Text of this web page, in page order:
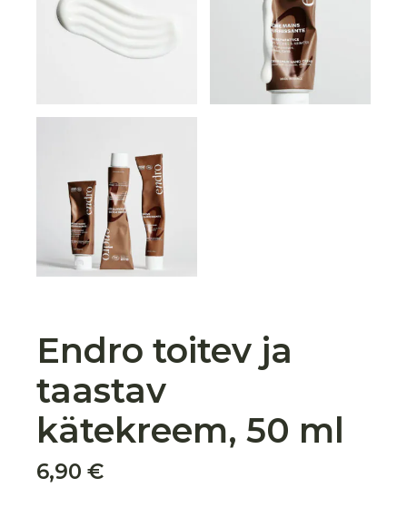
Endro toitev ja
taastav
kätekreem, 50 ml
6,90€